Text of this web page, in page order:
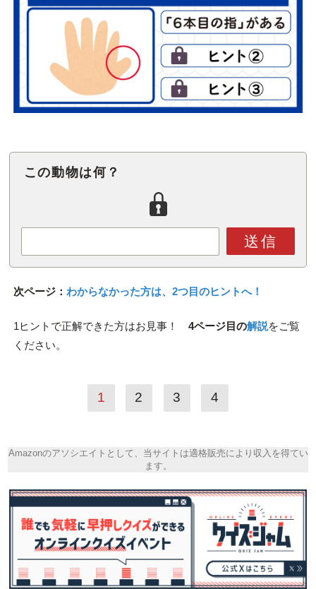
この動物は何？
送信
次ページ： わからなかった方は、2つ目のヒントへ！
1ヒントで正解できた方はお見事！ 4ページ目の解説をご覧
ください。
1 2 3 4
Amazonのアソシエイトとして、当サイトは適格販売により収入を得てい
ます。